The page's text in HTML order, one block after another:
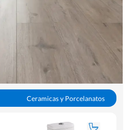
Ceramicas y Porcelanatos
Pisos Flotantes y Laminados